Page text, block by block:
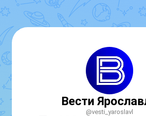
Вести
@vesti_yaroslavl